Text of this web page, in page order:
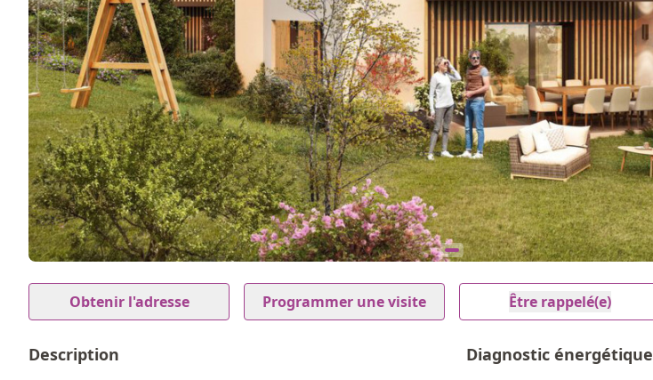
1
of
Obtenir l'adresse Programmer une visite Être rappelé(e)
Description Diagnostic énergétique